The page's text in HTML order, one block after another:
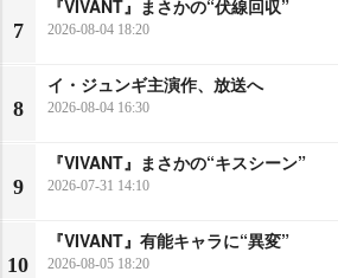
7
『VIVANT』まさかの“伏線回収”
2026-08-04 18:20
8
イ・ジュンギ主演作、放送へ
2026-08-04 16:30
9
『VIVANT』まさかの“キスシーン”
2026-07-31 14:10
10
『VIVANT』有能キャラに“異変”
2026-08-05 18:20